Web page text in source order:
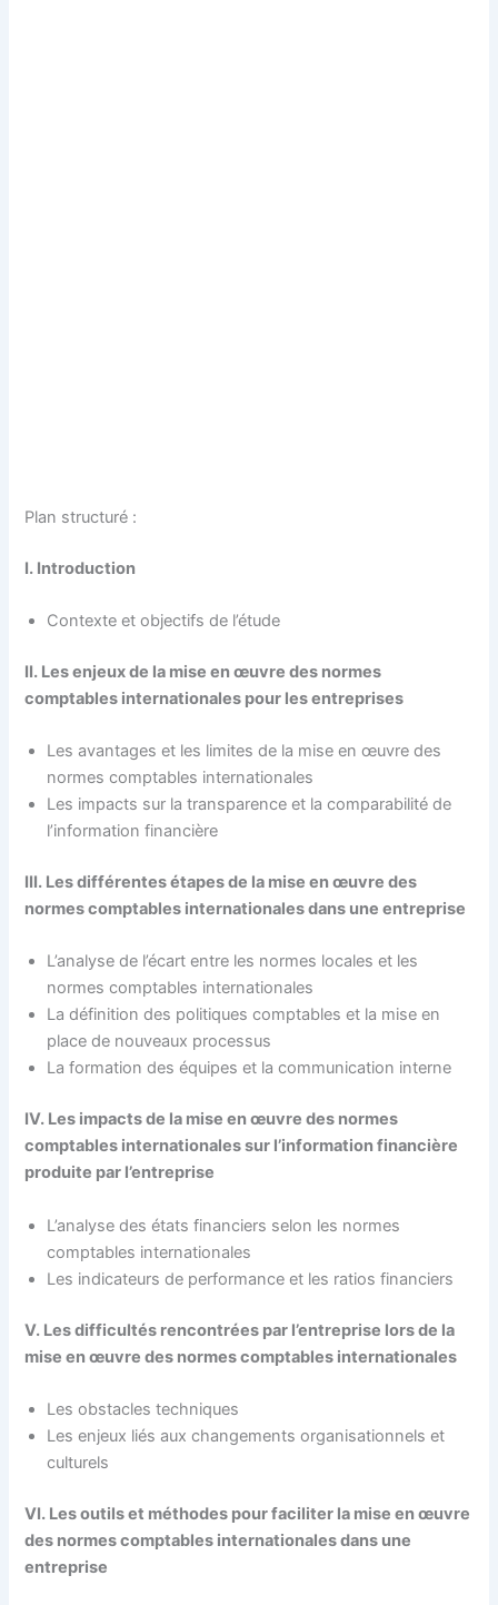
Plan structuré :
I. Introduction
Contexte et objectifs de l’étude
II. Les enjeux de la mise en œuvre des normes
comptables internationales pour les entreprises
Les avantages et les limites de la mise en œuvre des
normes comptables internationales
Les impacts sur la transparence et la comparabilité de
l’information financière
III. Les différentes étapes de la mise en œuvre des
normes comptables internationales dans une entreprise
L’analyse de l’écart entre les normes locales et les
normes comptables internationales
La définition des politiques comptables et la mise en
place de nouveaux processus
La formation des équipes et la communication interne
IV. Les impacts de la mise en œuvre des normes
comptables internationales sur l’information financière
produite par l’entreprise
L’analyse des états financiers selon les normes
comptables internationales
Les indicateurs de performance et les ratios financiers
V. Les difficultés rencontrées par l’entreprise lors de la
mise en œuvre des normes comptables internationales
Les obstacles techniques
Les enjeux liés aux changements organisationnels et
culturels
VI. Les outils et méthodes pour faciliter la mise en œuvre
des normes comptables internationales dans une
entreprise